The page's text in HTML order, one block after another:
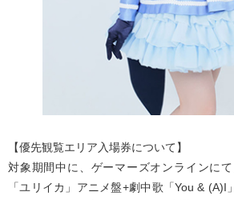
【優先観覧エリア入場券について】
対象期間中に、ゲーマーズオンラインに
「ユリイカ」アニメ盤+劇中歌「You &